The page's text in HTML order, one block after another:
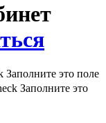
Заполните это поле
Заполните это